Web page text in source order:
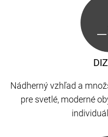
Nádherný vzhľad a
pre svetlé, moderné